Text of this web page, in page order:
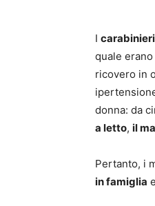
I carabinieri
quale
ricovero in
donna: da
a letto, il
Pertanto, i
in famiglia e